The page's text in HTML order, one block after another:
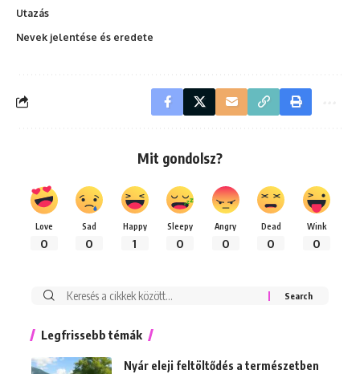
Utazás
Nevek jelentése és eredete
Mit gondolsz?
Love
0
Sad
0
Happy
1
Sleepy
0
Angry
0
Dead
0
Wink
0
Keresés:
Legfrissebb témák
Nyár eleji feltöltődés a természetben